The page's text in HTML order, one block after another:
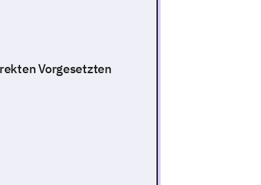
Vorgesetzten